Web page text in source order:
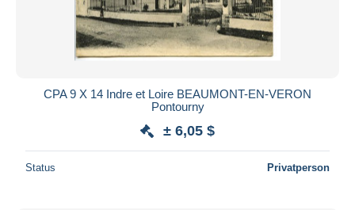
Übernehmen
CPA 9 X 14 Indre et Loire BEAUMONT-EN-VERON
Pontourny
± 6,05 $
Status Privatperson